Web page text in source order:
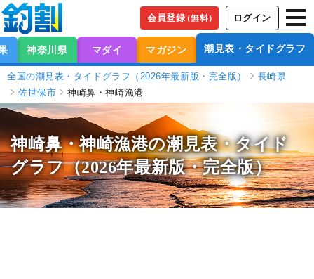
会員登録（無料） ログイン
神奈川県 マダイ マガジン 潮見表・タイドグラフ
全国の潮見表・タイドグラフ（2026年最新版・完全版）
長崎県
佐世保市
神崎鼻・神崎漁港
神崎鼻・神崎漁港の潮見表・タイド
グラフ（2026年最新版・完全版）